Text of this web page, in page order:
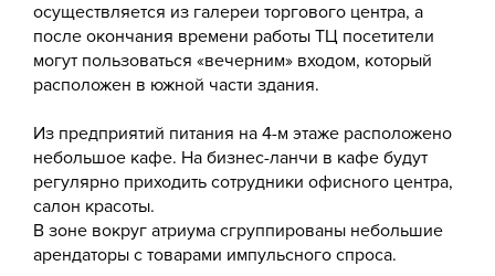
осуществляется из галереи торгового центра, а
после окончания времени работы ТЦ посетители
могут пользоваться «вечерним» входом, который
расположен в южной части здания.
Из предприятий питания на 4-м этаже расположено
небольшое кафе. На бизнес-ланчи в кафе будут
регулярно приходить сотрудники офисного центра,
салон красоты.
В зоне вокруг атриума сгруппированы небольшие
арендаторы с товарами импульсного спроса.